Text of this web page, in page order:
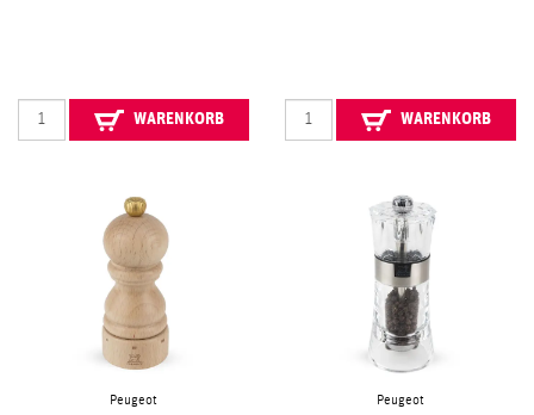
WARENKORB WARENKORB
Peugeot Peugeot